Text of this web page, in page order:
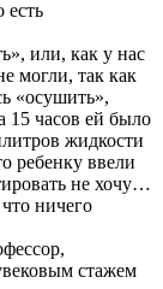
есть
или, как у нас
могли, так как
«осушить»,
15 часов ей было
жидкости
ребенку ввели
не хочу…
ничего
стажем